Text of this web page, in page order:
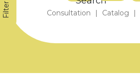
Consultation | Catalog |
Filter